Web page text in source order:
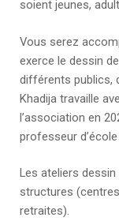
soient jeunes,
Vous serez
exerce le dessin
différents publics,
Khadija travaille
l’association en
professeur d’école
Les ateliers
structures
retraites).